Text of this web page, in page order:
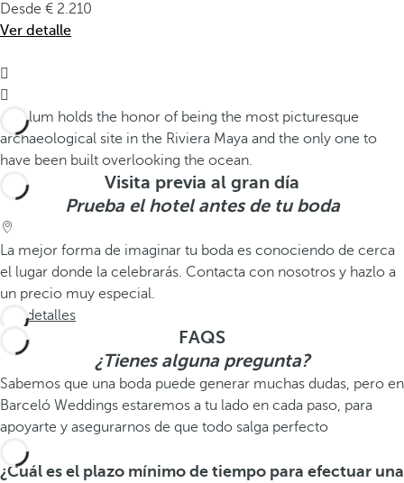
Desde
2.210
Ver detalle


Visita previa al gran día
Prueba el hotel antes de tu boda
La mejor forma de imaginar tu boda es conociendo de cerca
el lugar donde la celebrarás. Contacta con nosotros y hazlo a
un precio muy especial.
Ver detalles
FAQS
¿Tienes alguna pregunta?
Sabemos que una boda puede generar muchas dudas, pero en
Barceló Weddings estaremos a tu lado en cada paso, para
apoyarte y asegurarnos de que todo salga perfecto
¿Cuál es el plazo mínimo de tiempo para efectuar una